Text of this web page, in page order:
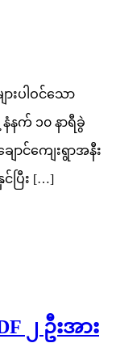
းပါဝင်သော
နက် ၁၀ နာရီခွဲ
ာင်ကျေးရွာအနီး
ပြီး […]
၂ ဦးအား